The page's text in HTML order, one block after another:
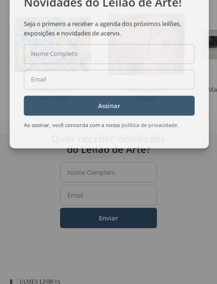
Uberto Zamith
Sem Título
Nilton Zanotti
Casario
Seja o primeiro a receber a agenda dos próximos leilões,
exposições e novidades de acervo.
Nome Completo
Email
Assinar
Ao assinar, você concorda com a nossa política de privacidade
do Leilão de Arte?
Nome Completo
Email
Enviar